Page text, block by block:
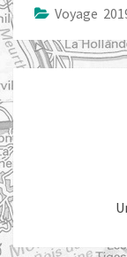
Voyage
Navigation
d'article